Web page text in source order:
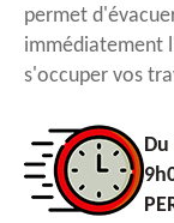
permet
immédiatement
s'occuper vos